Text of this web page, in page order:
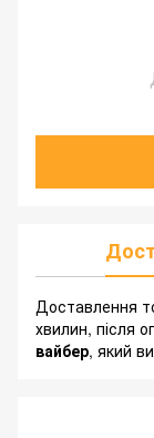
Доставлення
хвилин, після
вайбер, який